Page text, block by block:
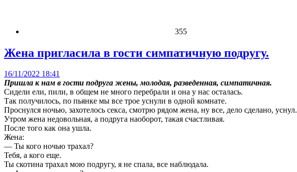
355
Жена пригласила в гости симпатичную подругу.
16/11/2022 18:41
Пришла к нам в гости подруга жены, молодая, разведенная, симпатичная.
Сидели ели, пили, в общем не много перебрали и она у нас осталась.
Так получилось, по пьянке мы все трое уснули в одной комнате.
Проснулся ночью, захотелось секса, смотрю рядом жена, ну все, дело сделано, уснул.
Утром жена недовольная, а подруга наоборот, такая счастливая.
После того как она ушла.
Жена:
— Ты кого ночью трахал?
Тебя, а кого еще.
Ты скотина трахал мою подругу, я не спала, все наблюдала.